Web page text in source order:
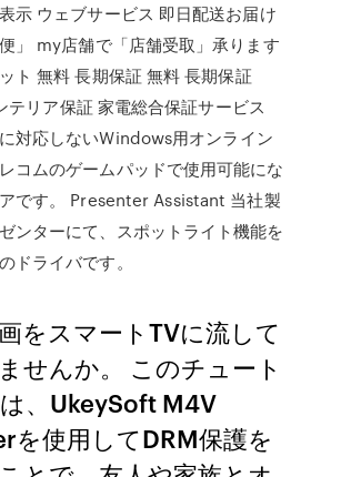
示 ウェブサービス 即日配送お届け
便」 my店舗で「店舗受取」承ります
ト 無料 長期保証 無料 長期保証
テリア保証 家電総合保証サービス
対応しないWindows用オンライン
コムのゲームパッドで使用可能にな
です。 Presenter Assistant 当社製
ンターにて、スポットライト機能を
ドライバです。
をスマートTVに流して
せんか。 このチュート
、UkeySoft M4V
を使用してDRM保護を